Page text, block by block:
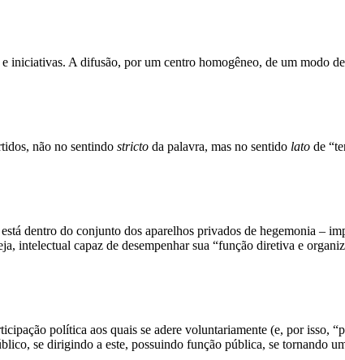
A difusão, por um centro homogêneo, de um modo
não no sentindo stricto da palavra, mas no sentido lato de
dentro do conjunto dos aparelhos privados de hegemonia –
intelectual capaz de desempenhar sua “função diretiva e
política aos quais se adere voluntariamente (e, por isso,
se dirigindo a este, possuindo função pública, se tornando